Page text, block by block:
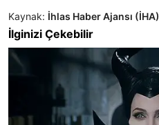
Kaynak: İhlas Haber Ajansı (İHA)